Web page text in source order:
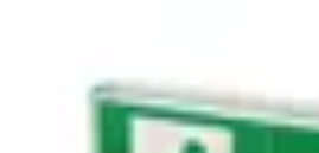
Urgence Alarme